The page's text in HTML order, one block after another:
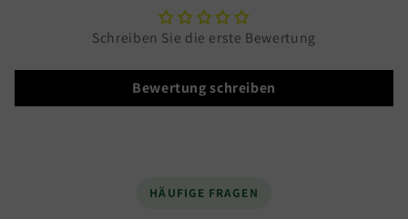
Schreiben Sie die erste Bewertung
Bewertung schreiben
HÄUFIGE FRAGEN